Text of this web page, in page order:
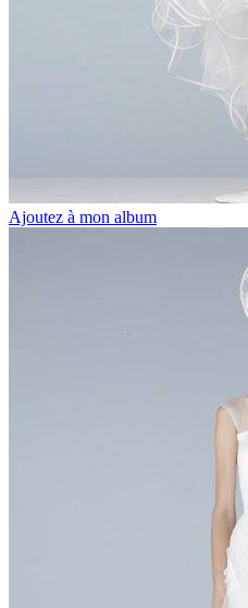
Ajoutez à mon album